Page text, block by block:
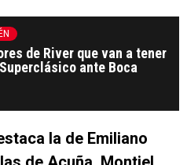
de River que van a tener
ante Boca
la de Emiliano